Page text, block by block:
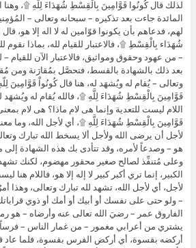
لذلك قال كُونُوا قَوَّامِينَ بِالْقِسْطِ شُهَدَاءَ لِلَّهِ ۩، وهنا
المائدة جاءت بعد تذكيره – سبحانه وتعالى –
لهم، فدعاهم بأن يكونوا قوّامين له لا اله إلا هو، قال
شُهَدَاء بِالْقِسْطِ ۩، فالاعتبار للقيام لله، بماذا نقوم
– من عهود وحقوق ومواثيق، فالاعتبار الآن للقيام –
بعد ذلك بالشهادة بالقسط، فتحصَّل بمُقارَنة ومن
وتعالى – يُقام له ويُشهَد له، هنا قال كُونُواْ قَوَّامِينَ
قَوَّامِينَ بِالْقِسْطِ شُهَدَاءَ لِلَّهِ ۩، فالله يُقام له ويُشهَد
اللام ليست للتعدية وإنما هى لام ماذا؟ هى لام
قَوَّامِينَ بِالْقِسْطِ شُهَدَاءَ لِلَّهِ ۩، أي لأجل الله، وما
لأجل أن يرضى الله ولأجل ألا يسخط الله تبارك
هو – وصدعاً لأمره، وقد تتأدى بك هذه الشهادة إلى
وعلى مُتنفِّذ لصالح صغير محقور مهضوم، لكنك تشهد
الكبير، إنما تري أكبر كبير لا إله إلا هو، فاللام هنا
لأجل، أي لأجل الله، تشهد لله تبارك وتعالى،
– ولو حتى على نفسك أو أبيك أو أمك أو ذوي
الفاروق عمر – رضيَ الله تعالى عنه وأرضاه – هو
يشتري من أعرابي مغمور – من غمار الناس – فرساً،
أركضه بقسوة، أي أركض الفرس بقسوة، فلما عاد